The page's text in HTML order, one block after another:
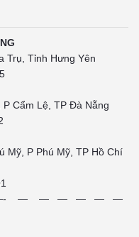
Trụ, Tỉnh Hưng Yên
Cẩm Lệ, TP Đà Nẵng
Mỹ, P Phú Mỹ, TP Hồ Chí
— — — — — —